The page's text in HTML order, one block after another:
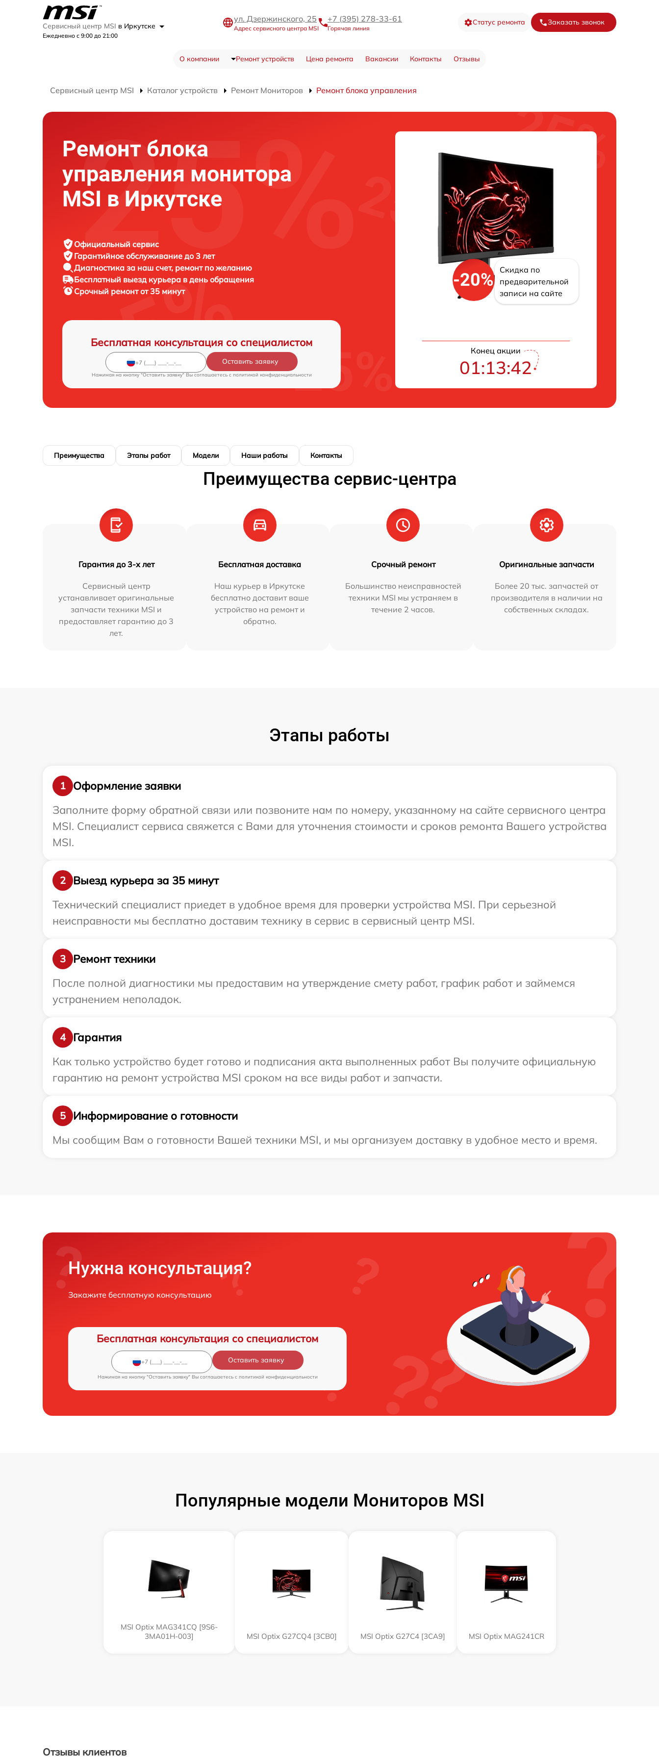
Сервисный центр MSI в Иркутске
Ежедневно с 9:00 до 21:00
ул. Дзержинского, 25
Адрес сервисного центра MSI
+7 (395) 278-33-61
Горячая линия
Статус ремонта Заказать звонок
О компании Ремонт устройств Цена ремонта Вакансии Контакты Отзывы
Сервисный центр MSI Каталог устройств Ремонт Мониторов Ремонт блока управления
Ремонт блока
управления монитора
MSI в Иркутске
Официальный сервис
Гарантийное обслуживание до 3 лет
Диагностика за наш счет, ремонт по желанию
Бесплатный выезд курьера в день обращения
Срочный ремонтот 35 минут
Бесплатная консультация со специалистом
Оставить заявку
Нажимая на кнопку "Оставить заявку" Вы соглашаетесь c политикой конфиденциальности
-20%
Скидка по
предварительной
записи на сайте
Конец акции
01:13:42
Преимущества Этапы работ Модели Наши работы Контакты
Преимущества сервис-центра
Гарантия до 3-х лет
Сервисный центр
устанавливает оригинальные
запчасти техники MSI и
предоставляет гарантию до 3
лет.
Бесплатная доставка
Наш курьер в Иркутске
бесплатно доставит ваше
устройство на ремонт и
обратно.
Срочный ремонт
Большинство неисправностей
техники MSI мы устраняем в
течение 2 часов.
Оригинальные запчасти
Более 20 тыс. запчастей от
производителя в наличии на
собственных складах.
Этапы работы
1
Оформление заявки
Заполните форму обратной связи или позвоните нам по номеру, указанному на сайте сервисного центра
MSI. Специалист сервиса свяжется с Вами для уточнения стоимости и сроков ремонта Вашего устройства
MSI.
2
Выезд курьера за 35 минут
Технический специалист приедет в удобное время для проверки устройства MSI. При серьезной
неисправности мы бесплатно доставим технику в сервис в сервисный центр MSI.
3
Ремонт техники
После полной диагностики мы предоставим на утверждение смету работ, график работ и займемся
устранением неполадок.
4
Гарантия
Как только устройство будет готово и подписания акта выполненных работ Вы получите официальную
гарантию на ремонт устройства MSI сроком на все виды работ и запчасти.
5
Информирование о готовности
Мы сообщим Вам о готовности Вашей техники MSI, и мы организуем доставку в удобное место и время.
Нужна консультация?
Закажите бесплатную консультацию
Бесплатная консультация со специалистом
Оставить заявку
Нажимая на кнопку "Оставить заявку" Вы соглашаетесь c политикой конфиденциальности
Популярные модели Мониторов MSI
MSI Optix MAG341CQ [9S6-
3MA01H-003]
MSI Optix G27CQ4 [3CB0] MSI Optix G27C4 [3CA9] MSI Optix MAG241CR
Отзывы клиентов